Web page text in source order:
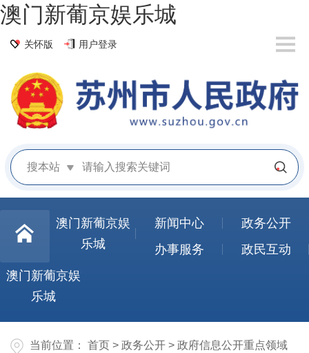
澳门新葡京娱乐城
关怀版 用户登录
搜本站
澳门新葡京娱
乐城
新闻中心
政务公开
办事服务
政民互动
澳门新葡京娱
乐城
当前位置： 首页 > 政务公开 > 政府信息公开重点领域